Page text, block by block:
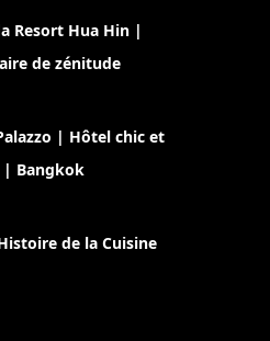
Resort Hua Hin |
de zénitude
| Hôtel chic et
| Bangkok
de la Cuisine